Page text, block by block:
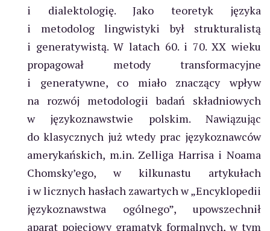
i dialektologię. Jako teoretyk języka
i metodolog lingwistyki był strukturalistą
i generatywistą. W latach 60. i 70. XX wieku
propagował metody transformacyjne
i generatywne, co miało znaczący wpływ
na rozwój metodologii badań składniowych
w językoznawstwie polskim. Nawiązując
do klasycznych już wtedy prac językoznawców
amerykańskich, m.in. Zelliga Harrisa i Noama
Chomsky’ego, w kilkunastu artykułach
i w licznych hasłach zawartych w „Encyklopedii
językoznawstwa ogólnego”, upowszechnił
aparat pojęciowy gramatyk formalnych, w tym